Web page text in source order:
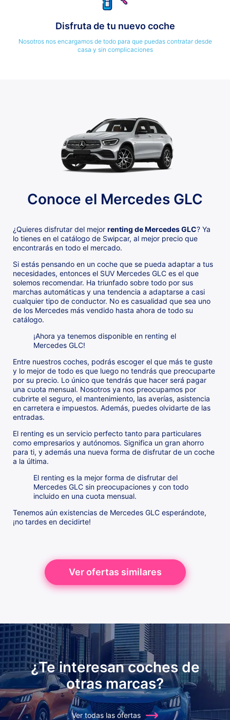
Disfruta de tu nuevo coche
Nosotros nos encargamos de todo para que puedas contratar desde
casa y sin complicaciones
Conoce el Mercedes GLC
¿Quieres disfrutar del mejor renting de Mercedes GLC? Ya
lo tienes en el catálogo de Swipcar, al mejor precio que
encontrarás en todo el mercado.
Si estás pensando en un coche que se pueda adaptar a tus
necesidades, entonces el SUV Mercedes GLC es el que
solemos recomendar. Ha triunfado sobre todo por sus
marchas automáticas y una tendencia a adaptarse a casi
cualquier tipo de conductor. No es casualidad que sea uno
de los Mercedes más vendido hasta ahora de todo su
catálogo.
¡Ahora ya tenemos disponible en renting el
Mercedes GLC!
Entre nuestros coches, podrás escoger el que más te guste
y lo mejor de todo es que luego no tendrás que preocuparte
por su precio. Lo único que tendrás que hacer será pagar
una cuota mensual. Nosotros ya nos preocupamos por
cubrirte el seguro, el mantenimiento, las averías, asistencia
en carretera e impuestos. Además, puedes olvidarte de las
entradas.
El renting es un servicio perfecto tanto para particulares
como empresarios y autónomos. Significa un gran ahorro
para ti, y además una nueva forma de disfrutar de un coche
a la última.
El renting es la mejor forma de disfrutar del
Mercedes GLC sin preocupaciones y con todo
incluido en una cuota mensual.
Tenemos aún existencias de Mercedes GLC esperándote,
¡no tardes en decidirte!
Ver ofertas similares
¿Te interesan coches de
otras marcas?
Ver todas las ofertas